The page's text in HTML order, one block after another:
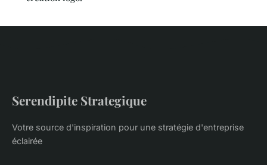
Serendipite Strategique
Votre source d'inspiration pour une stratégie d'entreprise
éclairée